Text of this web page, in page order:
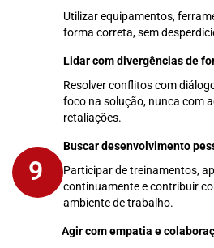
Utilizar equipamentos,
forma correta, sem
Lidar com divergências de
Resolver conflitos com
foco na solução, nunca com
retaliações.
9
Buscar desenvolvimento
Participar de treinamentos,
continuamente e contribuir
ambiente de trabalho.
Agir com empatia e